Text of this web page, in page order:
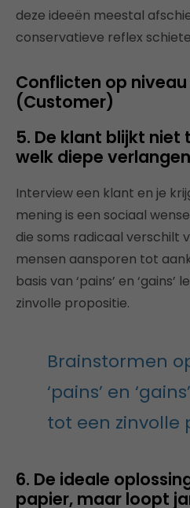
deze ideeën meestal
conservatieve reflex
Conflicten op
(Customer)
5. De klant blijkt
welk diepe
Interview een klant en je
mening is een sociaal
die soms radicaal verschilt
mensen aansporen tot
basis van ‘pains’ en
zinvolle propositie.
Brainstormen
‘pains’ en
tot een zinvolle
6. De ideale
papier, maar loopt